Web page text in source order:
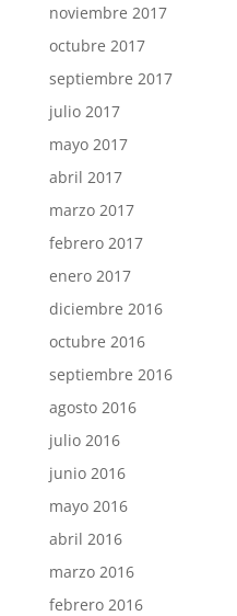
noviembre 2017
octubre 2017
septiembre 2017
julio 2017
mayo 2017
abril 2017
marzo 2017
febrero 2017
enero 2017
diciembre 2016
octubre 2016
septiembre 2016
agosto 2016
julio 2016
junio 2016
mayo 2016
abril 2016
marzo 2016
febrero 2016